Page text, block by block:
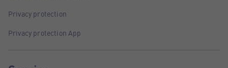
Privacy protection
Privacy protection App